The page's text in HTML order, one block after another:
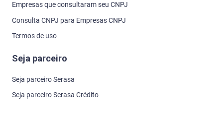
Empresas que consultaram seu CNPJ
Consulta CNPJ para Empresas CNPJ
Termos de uso
Seja parceiro
Seja parceiro Serasa
Seja parceiro Serasa Crédito